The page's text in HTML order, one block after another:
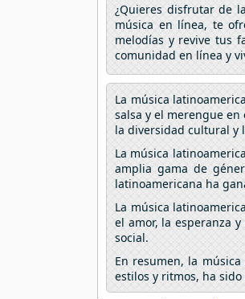
¿Quieres disfrutar de
música en línea, te
melodías y revive tus
comunidad en línea y
La música
salsa y el merengue
la diversidad cultural y
La música
amplia gama de
latinoamericana ha
La música
el amor, la esperanza
social.
En resumen, la
estilos y ritmos, ha